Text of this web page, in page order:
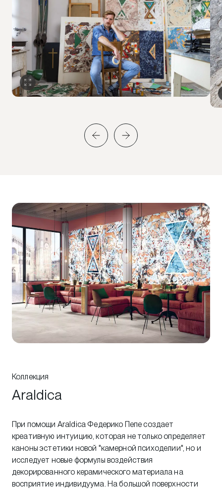
Коллекция
Araldica
При помощи Araldica Федерико Пепе создает
креативную интуицию, которая не только определяет
каноны эстетики новой "камерной психоделии", но и
исследует новые формулы воздействия
декорированного керамического материала на
восприятие индивидуума. На большой поверхности